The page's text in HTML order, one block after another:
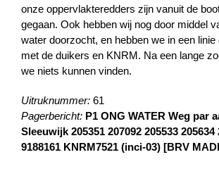
onze oppervlakteredders zijn vanuit de
gegaan. Ook hebben wij nog door middel
water doorzocht, en hebben we in een
met de duikers en KNRM. Na een lange
we niets kunnen vinden.
Uitruknummer: 61
Pagerbericht: P1 ONG WATER Weg par
Sleeuwijk 205351 207092 205533 205634
9188161 KNRM7521 (inci-03) [BRV